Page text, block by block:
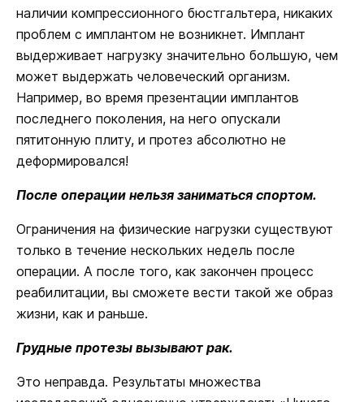
наличии компрессионного бюстгальтера, никаких
проблем с имплантом не возникнет. Имплант
выдерживает нагрузку значительно большую, чем
может выдержать человеческий организм.
Например, во время презентации имплантов
последнего поколения, на него опускали
пятитонную плиту, и протез абсолютно не
деформировался!
После операции нельзя заниматься спортом.
Ограничения на физические нагрузки существуют
только в течение нескольких недель после
операции. А после того, как закончен процесс
реабилитации, вы сможете вести такой же образ
жизни, как и раньше.
Грудные протезы вызывают рак.
Это неправда. Результаты множества